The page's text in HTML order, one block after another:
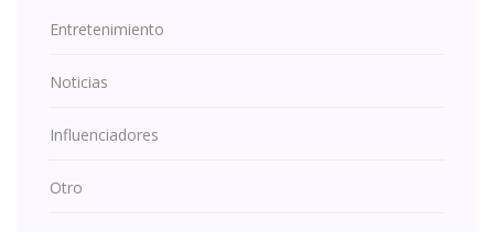
Entretenimiento
Noticias
Influenciadores
Otro